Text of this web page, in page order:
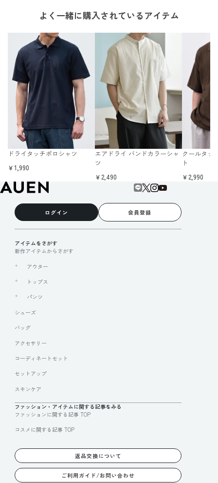
よく一緒に購入されているアイテム
ドライタッチポロシャツ
￥1,990
エアドライ バンドカラーシャ
ツ
￥2,490
クールタッ
ト
￥2,990
ログイン 会員登録
アイテムをさがす
新作アイテムからさがす
アウター
トップス
パンツ
シューズ
バッグ
アクセサリー
コーディネートセット
セットアップ
スキンケア
ファッション・アイテムに関する記事をみる
ファッションに関する記事 TOP
コスメに関する記事 TOP
返品交換について
ご利用ガイド/お問い合わせ